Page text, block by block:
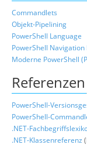
Commandlets
Objekt-Pipelining
PowerShell Language
PowerShell
Moderne PowerShell
Referenzen
PowerShell-
PowerShell-
.NET-
.NET-Klassenreferenz